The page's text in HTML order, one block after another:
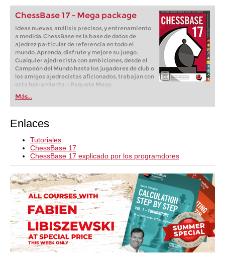
ChessBase 17 - Mega package
Ideas nuevas, análisis precisos, y entrenamiento
a medida. ChessBase es la base de datos de
ajedrez particular de referencia en todo el
mundo. Aprenda, disfrute y mejore su juego.
Cualquier ajedrecista con ambiciones, desde el
Campeón del Mundo hasta los jugadores de club o
los amigos ajedrecistas aficionados, trabajan con
esta herramienta. - Paquete Mega.
Más...
Enlaces
Tutoriales
ChessBase 17
ChessBase 17 explicado por los programdores